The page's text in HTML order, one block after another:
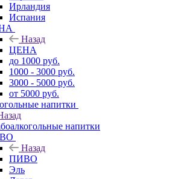
Ирландия
Испания
Назад
ЦЕНА
до 1000 руб.
1000 - 3000 руб.
3000 - 5000 руб.
от 5000 руб.
напитки
напитки
Назад
ПИВО
Эль